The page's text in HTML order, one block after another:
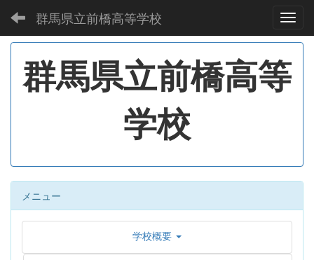
群馬県立前橋高等学校
群馬県立前橋高等
学校
メニュー
学校概要